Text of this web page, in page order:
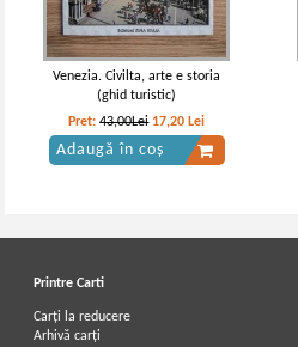
Venezia. Civilta, arte e storia
(ghid turistic)
Pret:43,00Lei 17,20 Lei
Adaugă în coș
Printre Carti
Carți la reducere
Arhivă carți